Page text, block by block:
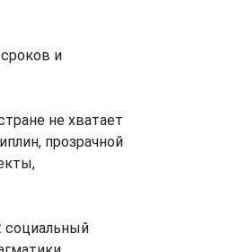
и
не хватает
прозрачной
социальный